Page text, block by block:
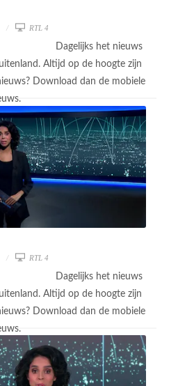
RTL 4
Dagelijks het nieuws
Altijd op de hoogte zijn
Download dan de mobiele
RTL 4
Dagelijks het nieuws
Altijd op de hoogte zijn
Download dan de mobiele